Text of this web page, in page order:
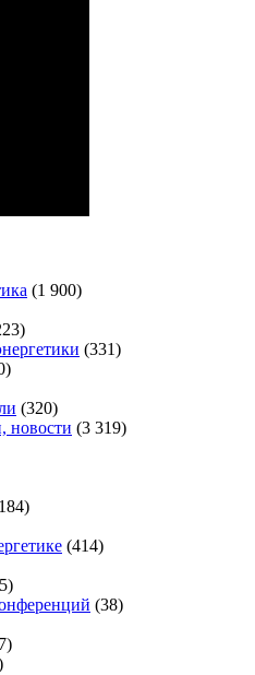
(1 900)
(331)
(320)
новости (3 319)
(414)
(38)